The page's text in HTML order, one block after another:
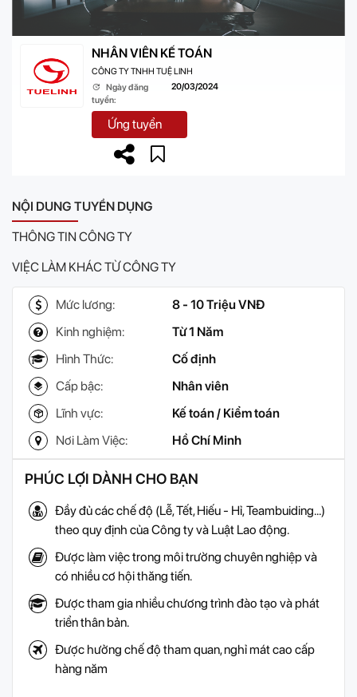
NHÂN VIÊN KẾ TOÁN
CÔNG TY TNHH TUỆ LINH
Ngày đăng
tuyển:
20/03/2024
Ứng tuyển
NỘI DUNG TUYỂN DỤNG
THÔNG TIN CÔNG TY
VIỆC LÀM KHÁC TỪ CÔNG TY
Mức lương:
8 - 10 Triệu VNĐ
Kinh nghiệm:
Từ 1 Năm
Hình Thức:
Cố định
Cấp bậc:
Nhân viên
Lĩnh vực:
Kế toán / Kiểm toán
Nơi Làm Việc:
Hồ Chí Minh
PHÚC LỢI DÀNH CHO BẠN
Đầy đủ các chế độ (Lễ, Tết, Hiếu - Hỉ, Teambuiding…)
theo quy định của Công ty và Luật Lao động.
Được làm việc trong môi trường chuyên nghiệp và
có nhiều cơ hội thăng tiến.
Được tham gia nhiều chương trình đào tạo và phát
triển thân bản.
Được hưởng chế độ tham quan, nghỉ mát cao cấp
hàng năm